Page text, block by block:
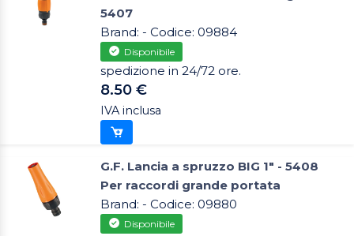
5407
Brand: - Codice: 09884
Disponibile
spedizione in 24/72 ore.
8.50 €
IVA inclusa
G.F. Lancia a spruzzo BIG 1" - 5408
Per raccordi grande portata
Brand: - Codice: 09880
Disponibile